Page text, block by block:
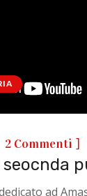
2 Commenti ]
seocnda
ad